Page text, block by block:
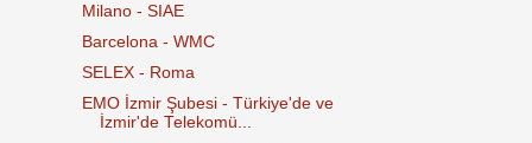
Milano - SIAE
Barcelona - WMC
SELEX - Roma
EMO İzmir Şubesi - Türkiye'de ve
İzmir'de Telekomü...